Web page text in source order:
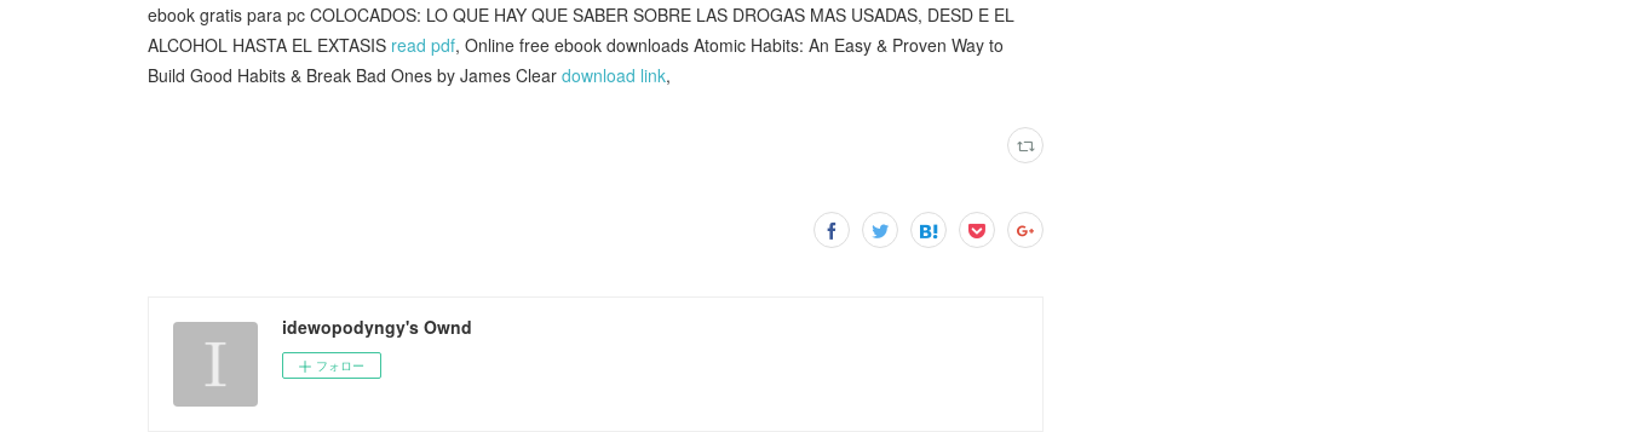
ebook gratis para pc COLOCADOS: LO QUE HAY QUE SABER SOBRE LAS DROGAS MAS USADAS, DESD E EL
ALCOHOL HASTA EL EXTASIS read pdf, Online free ebook downloads Atomic Habits: An Easy & Proven Way to
Build Good Habits & Break Bad Ones by James Clear download link,
idewopodyngy's Ownd
フォロー